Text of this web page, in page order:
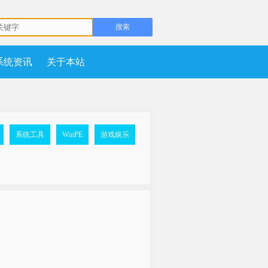
统资讯 关于本站
系统工具 WinPE 游戏娱乐